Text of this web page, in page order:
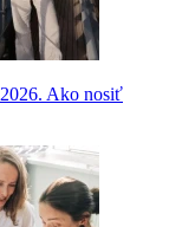
Ako nosiť